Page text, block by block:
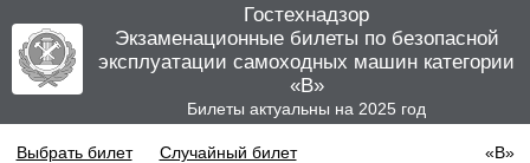
Гостехнадзор
Экзаменационные билеты по безопасной
эксплуатации самоходных машин категории
«B»
Билеты актуальны на 2025 год
Выбрать билет Случайный билет «B»